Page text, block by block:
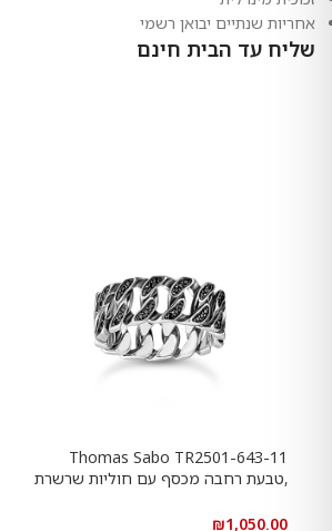
אחריות שנתיים יבואן רשמי
שליח עד הבית חינם
Thomas Sabo TR2501-643-11
,טבעת רחבה מכסף עם חוליות שרשרת
₪1,050.00